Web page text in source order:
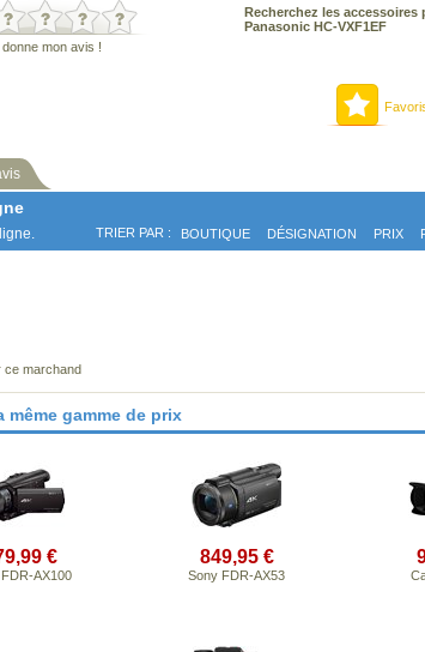
mon avis !
Recherchez les accessoires
Panasonic HC-VXF1EF
TRIER PAR : BOUTIQUE DÉSIGNATION PRIX
ce marchand
gamme de prix
€
AX100
849,95 €
Sony FDR-AX53